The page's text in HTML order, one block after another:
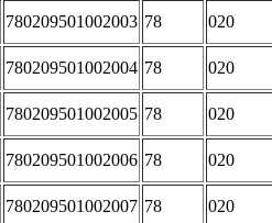
780209501002003 78 020
780209501002004 78 020
780209501002005 78 020
780209501002006 78 020
780209501002007 78 020